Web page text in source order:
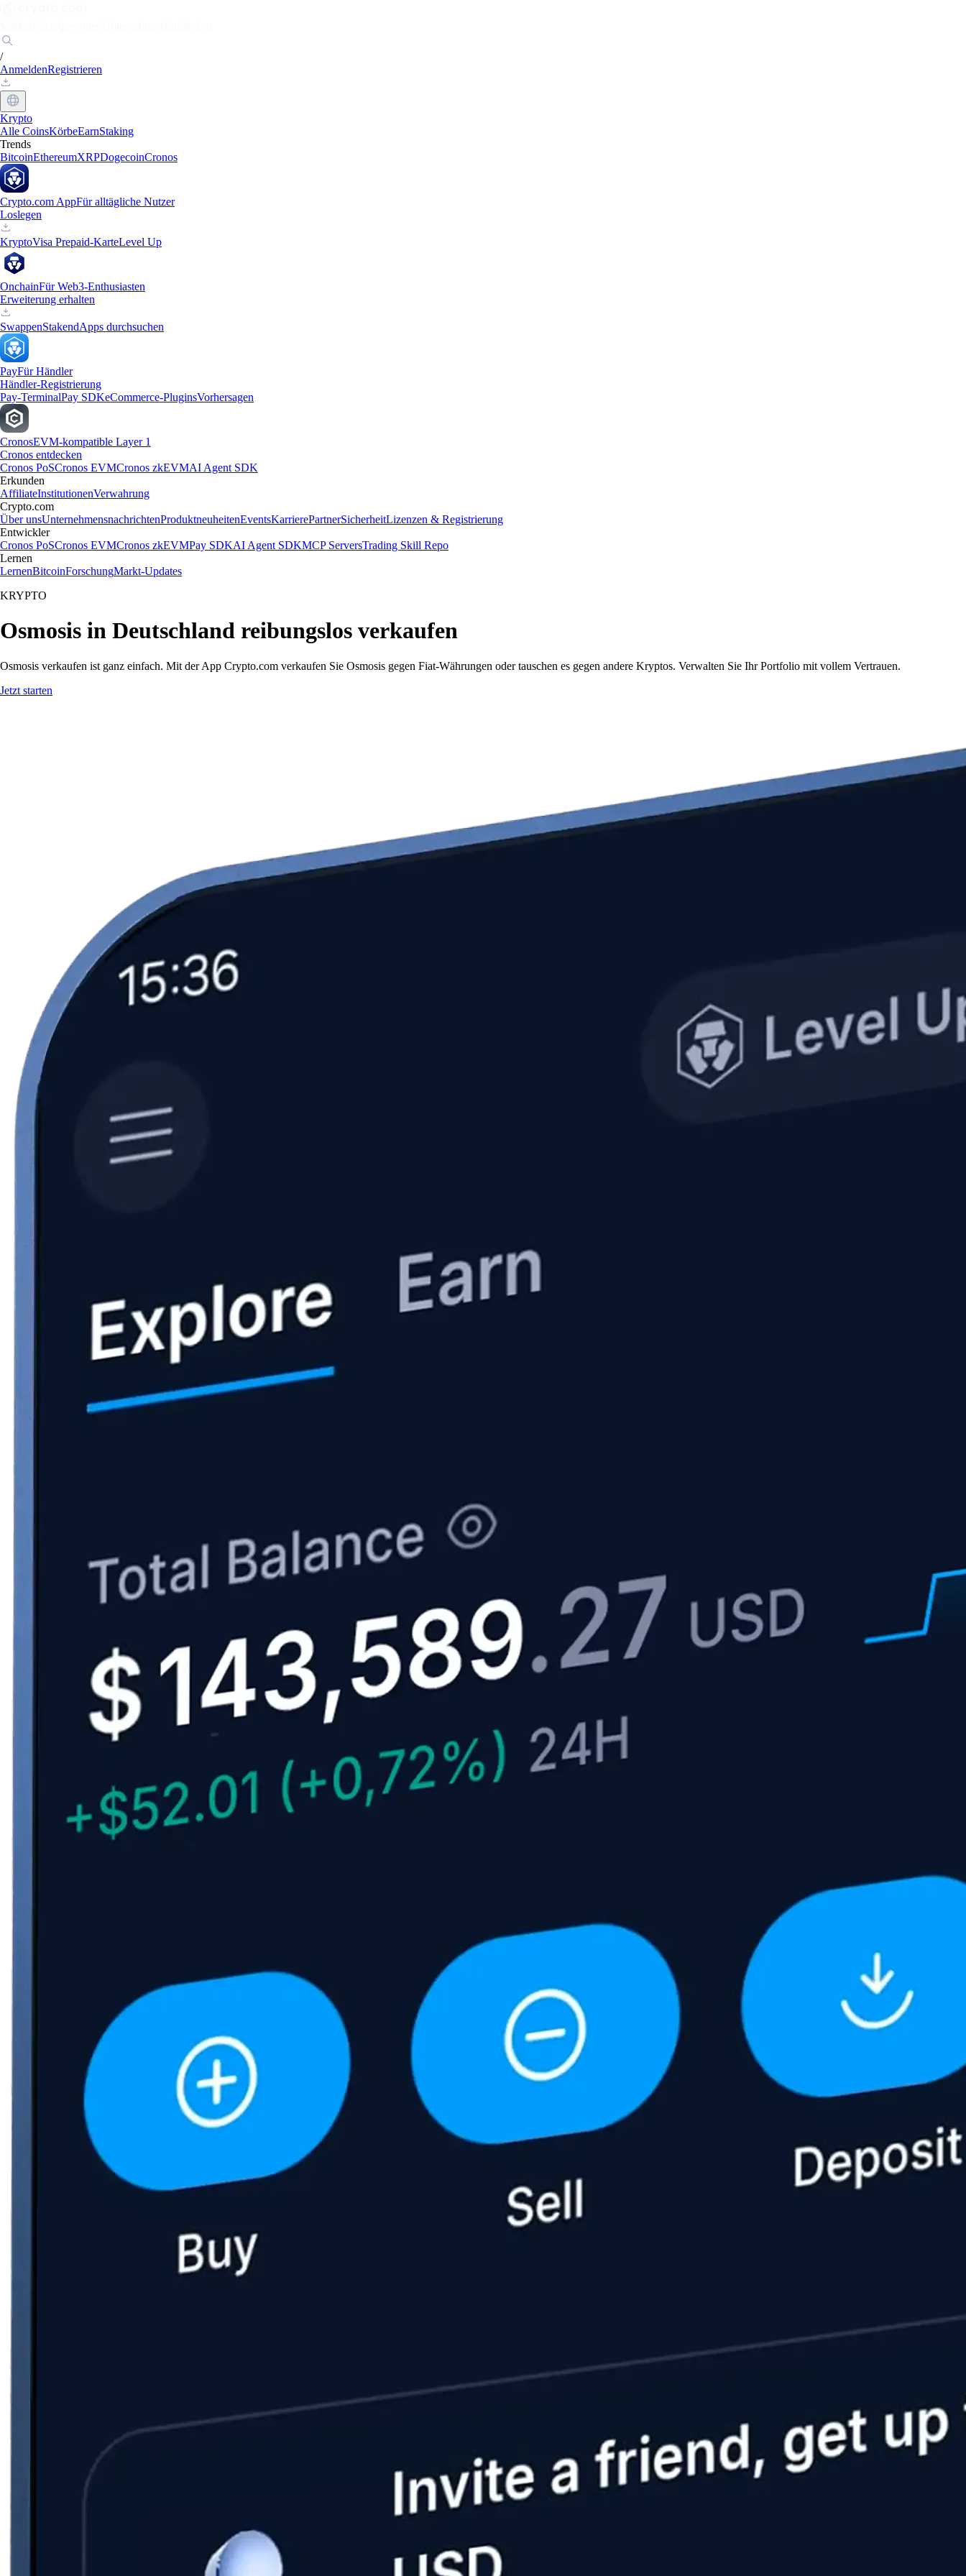
/
AnmeldenRegistrieren
Krypto
Alle CoinsKörbeEarnStaking
Trends
BitcoinEthereumXRPDogecoinCronos
Crypto.com AppFür alltägliche Nutzer
Loslegen
KryptoVisa Prepaid-KarteLevel Up
OnchainFür Web3-Enthusiasten
Erweiterung erhalten
SwappenStakendApps durchsuchen
PayFür Händler
Händler-Registrierung
Pay-TerminalPay SDKeCommerce-PluginsVorhersagen
CronosEVM-kompatible Layer 1
Cronos entdecken
Cronos PoSCronos EVMCronos zkEVMAI Agent SDK
Erkunden
AffiliateInstitutionenVerwahrung
Crypto.com
Über unsUnternehmensnachrichtenProduktneuheitenEventsKarrierePartnerSicherheitLizenzen & Registrierung
Entwickler
Cronos PoSCronos EVMCronos zkEVMPay SDKAI Agent SDKMCP ServersTrading Skill Repo
Lernen
LernenBitcoinForschungMarkt-Updates
KRYPTO
Osmosis in Deutschland reibungslos verkaufen
Osmosis verkaufen ist ganz einfach. Mit der App Crypto.com verkaufen Sie Osmosis gegen Fiat-Währungen oder tauschen es gegen andere Kryptos. Verwalten Sie Ihr Portfolio mit vollem Vertrauen.
Jetzt starten